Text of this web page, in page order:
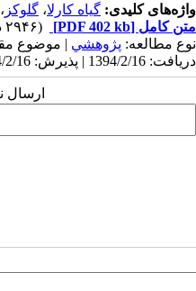
واژه‌های کلیدی: گیاه کارلا، گلوکز ،
متن کامل [PDF 402 kb]
(۲۹۴۶ دریافت)
نوع مطالعه: پژوهشي | موضوع
دریافت: 1394/2/16 | پذیرش: 1394/2/16 | انتشار: 1394/2/16
ارسال